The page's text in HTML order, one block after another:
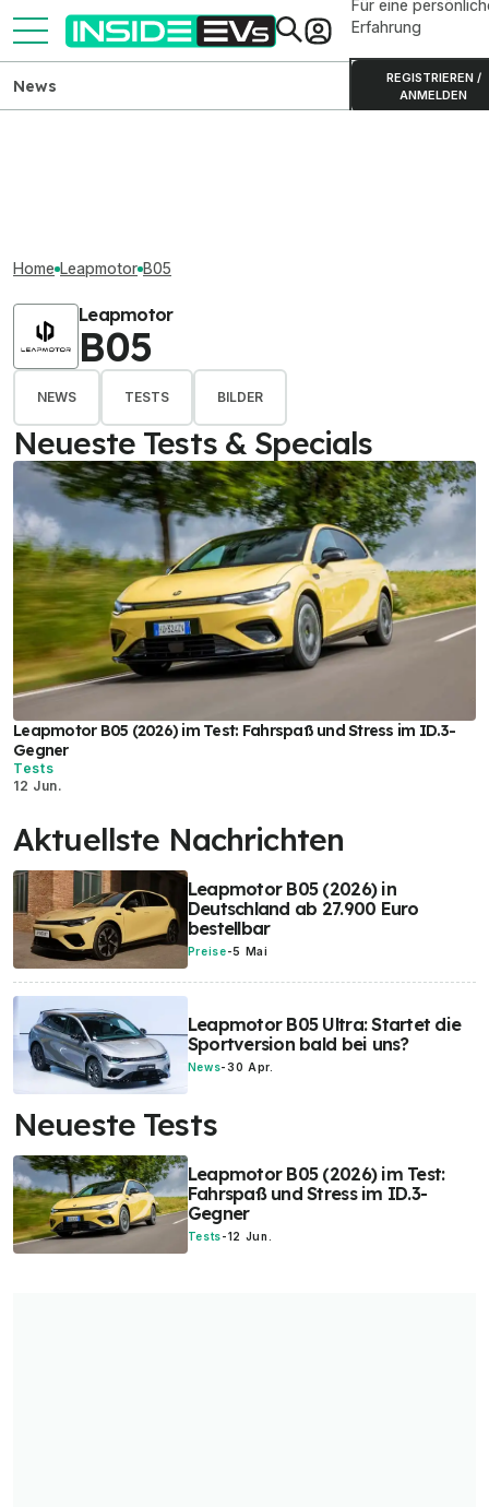
Für eine
Erfahrung
REGISTRIEREN /
ANMELDEN
News
Home Leapmotor B05
Leapmotor
B05
NEWS TESTS BILDER
Neueste Tests & Specials
Leapmotor B05 (2026) im Test: Fahrspaß und Stress im ID.3-
Gegner
Tests
12 Jun.
Aktuellste Nachrichten
Leapmotor B05 (2026) in
Deutschland ab 27.900 Euro
bestellbar
Preise-5 Mai
Leapmotor B05 Ultra: Startet die
Sportversion bald bei uns?
News-30 Apr.
Neueste Tests
Leapmotor B05 (2026) im Test:
Fahrspaß und Stress im ID.3-
Gegner
Tests-12 Jun.